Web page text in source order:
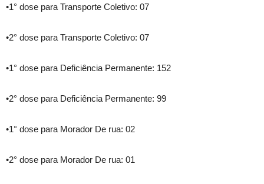
•1° dose para Transporte Coletivo: 07
•2° dose para Transporte Coletivo: 07
•1° dose para Deficiência Permanente: 152
•2° dose para Deficiência Permanente: 99
•1° dose para Morador De rua: 02
•2° dose para Morador De rua: 01